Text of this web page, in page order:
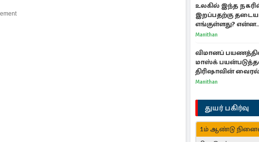
உலகில் இந்த
இறப்பதற்கு
எங்குள்ளது? என்ன
காரணம் தெரியுமா?
Manithan
விமானப்
மாஸ்க்
திரிஷாவின்
செல்ஃபிக்கு
Manithan
துயர் பகிர்வு
1ம் ஆண்டு